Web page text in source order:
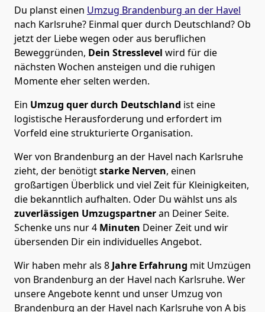
Du planst einen Umzug Brandenburg an der Havel
nach Karlsruhe? Einmal quer durch Deutschland? Ob
jetzt der Liebe wegen oder aus beruflichen
Beweggründen, Dein Stresslevel wird für die
nächsten Wochen ansteigen und die ruhigen
Momente eher selten werden.
Ein Umzug quer durch Deutschland ist eine
logistische Herausforderung und erfordert im
Vorfeld eine strukturierte Organisation.
Wer von Brandenburg an der Havel nach Karlsruhe
zieht, der benötigtstarke Nerven, einen
großartigen Überblick und viel Zeit für Kleinigkeiten,
die bekanntlich aufhalten. Oder Du wählst uns als
zuverlässigen Umzugspartneran Deiner Seite.
Schenke uns nur4 Minuten Deiner Zeit und wir
übersenden Dir ein individuelles Angebot.
Wir haben mehr als 8 Jahre Erfahrung mit Umzügen
von Brandenburg an der Havel nach Karlsruhe. Wer
unsere Angebote kennt und unser Umzug von
Brandenburg an der Havel nach Karlsruhe von A bis